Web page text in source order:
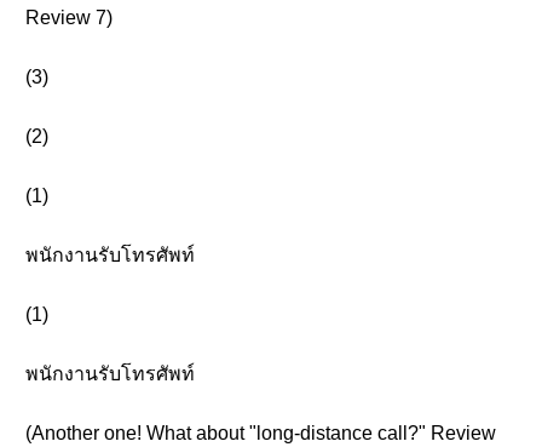
Review 7)
(3)
(2)
(1)
พนักงานรับโทรศัพท์
(1)
พนักงานรับโทรศัพท์
(Another one! What about "long-distance call?" Review